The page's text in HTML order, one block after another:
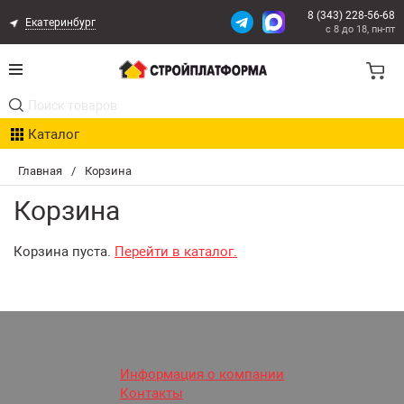
Главная / Корзина
Корзина
Корзина пуста. Перейти в каталог.
Екатеринбург
8 (343) 228-56-68
с 8 до 18, пн-пт
Каталог
Акции
Расчет доставки
Организациям
Оплата и ДоставкаИнформация о компании
Контакты